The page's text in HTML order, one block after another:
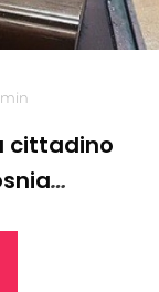
cittadino